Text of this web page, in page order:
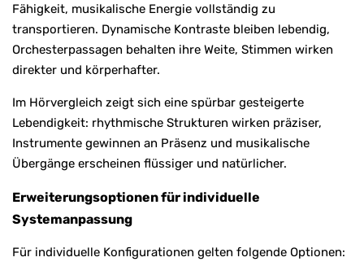
Fähigkeit, musikalische Energie vollständig zu
transportieren. Dynamische Kontraste bleiben lebendig,
Orchesterpassagen behalten ihre Weite, Stimmen wirken
direkter und körperhafter.
Im Hörvergleich zeigt sich eine spürbar gesteigerte
Lebendigkeit: rhythmische Strukturen wirken präziser,
Instrumente gewinnen an Präsenz und musikalische
Übergänge erscheinen flüssiger und natürlicher.
Erweiterungsoptionen für individuelle
Systemanpassung
Für individuelle Konfigurationen gelten folgende Optionen: